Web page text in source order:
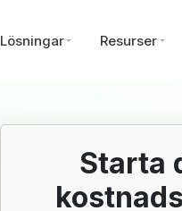
Lösningar Resurser
Starta